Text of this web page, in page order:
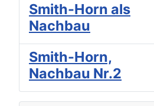
Smith-Horn als
Nachbau
Smith-Horn,
Nachbau Nr.2